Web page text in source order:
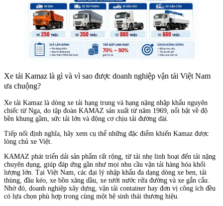
Xe tải Kamaz là gì và vì sao được doanh nghiệp vận tải Việt Nam
ưa chuộng?
Xe tải Kamaz là dòng xe tải hạng trung và hạng nặng nhập khẩu nguyên
chiếc từ Nga, do tập đoàn KAMAZ sản xuất từ năm 1969, nổi bật về độ
bền khung gầm, sức tải lớn và động cơ chịu tải đường dài.
Tiếp nối định nghĩa, hãy xem cụ thể những đặc điểm khiến Kamaz được
lòng chủ xe Việt.
KAMAZ phát triển dải sản phẩm rất rộng, từ tải nhẹ linh hoạt đến tải nặng
chuyên dụng, giúp đáp ứng gần như mọi nhu cầu vận tải hàng hóa khối
lượng lớn. Tại Việt Nam, các đại lý nhập khẩu đa dạng dòng xe ben, tải
thùng, đầu kéo, xe bồn xăng dầu, xe tưới nước rửa đường và xe gắn cẩu.
Nhờ đó, doanh nghiệp xây dựng, vận tải container hay đơn vị công ích đều
có lựa chọn phù hợp trong cùng một hệ sinh thái thương hiệu.